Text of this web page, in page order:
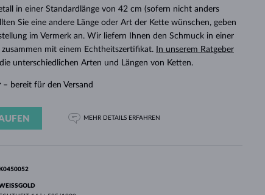
WEISSGOLD
ROSÉGOLD
DURCHSEHEN
WEISSGOLD
in einer Standardlänge von 42 cm (sofern nicht anders
Sie eine andere Länge oder Art der Kette wünschen, geben
im Vermerk an. Wir liefern Ihnen den Schmuck in einer
mit einem Echtheitszertifikat.
In unserem Ratgeber
unterschiedlichen Arten und Längen von Ketten.
– bereit für den Versand
MEHR DETAILS ERFAHREN
K0450052